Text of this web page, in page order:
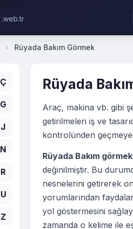
.web.tr
› Rüyada Bakım Görmek
Ç
G
J
N
R
U
Z
Rüyada
Araç, makina vb. gibi
getirilmeleri iş ve
kontrolünden
Rüyada Bakım görmek
değinilmiştir. Bu
nesnelerini getirerek
yorumlarından
yol göstermesini
zamanda o kelime ile